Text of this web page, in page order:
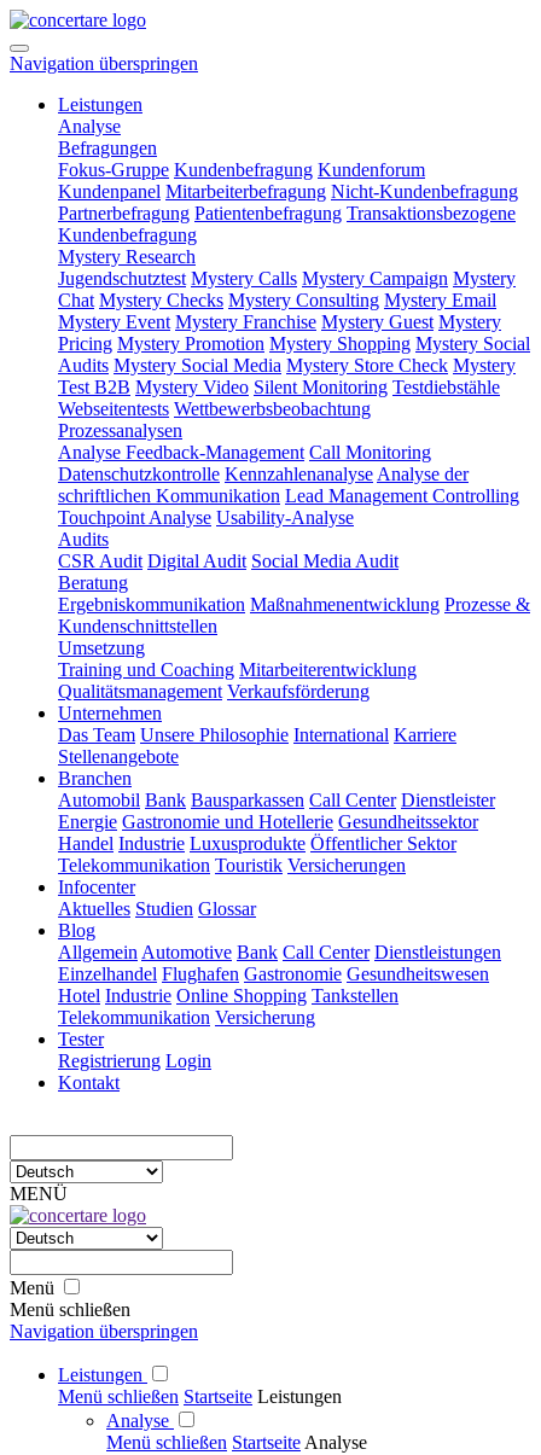
Navigation überspringen
Leistungen
Analyse
Befragungen
Fokus-Gruppe Kundenbefragung Kundenforum
Kundenpanel Mitarbeiterbefragung Nicht-Kundenbefragung
Partnerbefragung Patientenbefragung Transaktionsbezogene
Kundenbefragung
Mystery Research
Jugendschutztest Mystery Calls Mystery Campaign Mystery
Chat Mystery Checks Mystery Consulting Mystery Email
Mystery Event Mystery Franchise Mystery Guest Mystery
Pricing Mystery Promotion Mystery Shopping Mystery Social
Audits Mystery Social Media Mystery Store Check Mystery
Test B2B Mystery Video Silent Monitoring Testdiebstähle
Webseitentests Wettbewerbsbeobachtung
Prozessanalysen
Analyse Feedback-Management Call Monitoring
Datenschutzkontrolle Kennzahlenanalyse Analyse der
schriftlichen Kommunikation Lead Management Controlling
Touchpoint Analyse Usability-Analyse
Audits
CSR Audit Digital Audit Social Media Audit
Beratung
Ergebniskommunikation Maßnahmenentwicklung Prozesse &
Kundenschnittstellen
Umsetzung
Training und Coaching Mitarbeiterentwicklung
Qualitätsmanagement Verkaufsförderung
Unternehmen
Das Team Unsere Philosophie International Karriere
Stellenangebote
Branchen
Automobil Bank Bausparkassen Call Center Dienstleister
Energie Gastronomie und Hotellerie Gesundheitssektor
Handel Industrie Luxusprodukte Öffentlicher Sektor
Telekommunikation Touristik Versicherungen
Infocenter
Aktuelles Studien Glossar
Blog
Allgemein Automotive Bank Call Center Dienstleistungen
Einzelhandel Flughafen Gastronomie Gesundheitswesen
Hotel Industrie Online Shopping Tankstellen
Telekommunikation Versicherung
Tester
Registrierung Login
Kontakt
MENÜ
Menü
Menü schließen
Navigation überspringen
Leistungen
Menü schließen Startseite Leistungen
Analyse
Menü schließen Startseite Analyse